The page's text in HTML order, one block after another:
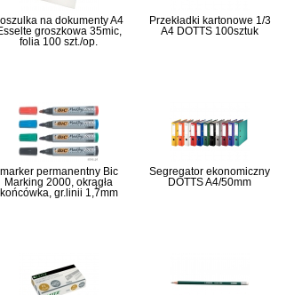
na dokumenty A4
groszkowa 35mic,
folia 100 szt./op.
Przekładki kartonowe 1/3
A4 DOTTS 100sztuk
marker permanentny Bic
Marking 2000, okrągła
końcówka, gr.linii 1,7mm
Segregator ekonomiczny
DOTTS A4/50mm